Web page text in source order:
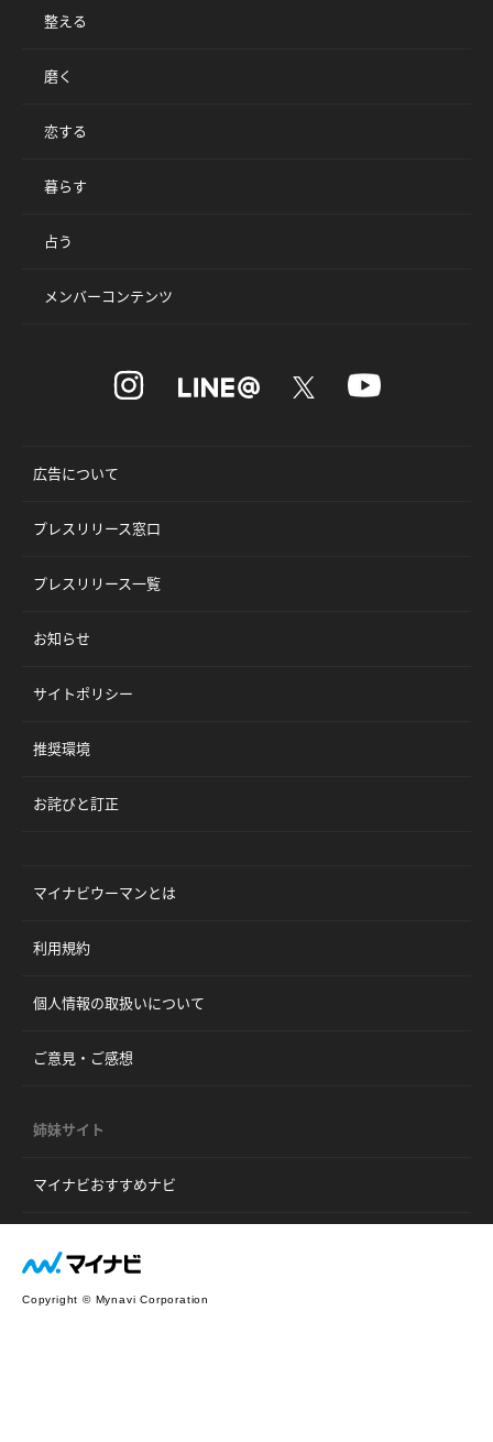
整える
磨く
恋する
暮らす
占う
メンバーコンテンツ
広告について
プレスリリース窓口
プレスリリース一覧
お知らせ
サイトポリシー
推奨環境
お詫びと訂正
マイナビウーマンとは
利用規約
個人情報の取扱いについて
ご意見・ご感想
姉妹サイト
マイナビおすすめナビ
Copyright © Mynavi Corporation